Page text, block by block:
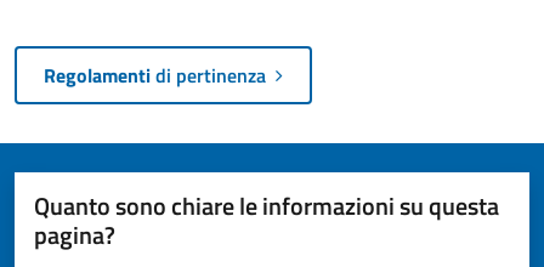
Regolamentidi pertinenza
Quanto sono chiare le informazioni su questa
pagina?